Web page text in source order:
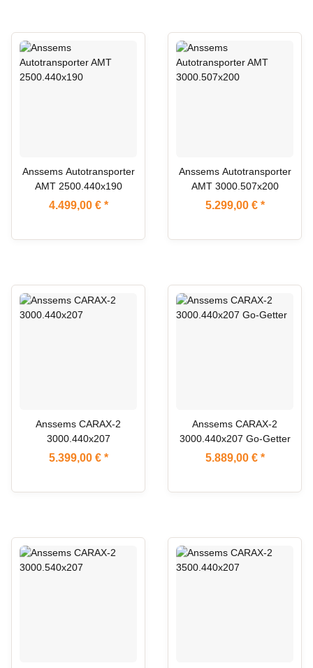
Anssems Autotransporter
AMT 2500.440x190
4.499,00 € *
Anssems Autotransporter
AMT 3000.507x200
5.299,00 € *
Anssems CARAX-2
3000.440x207
5.399,00 € *
Anssems CARAX-2
3000.440x207 Go-Getter
5.889,00 € *